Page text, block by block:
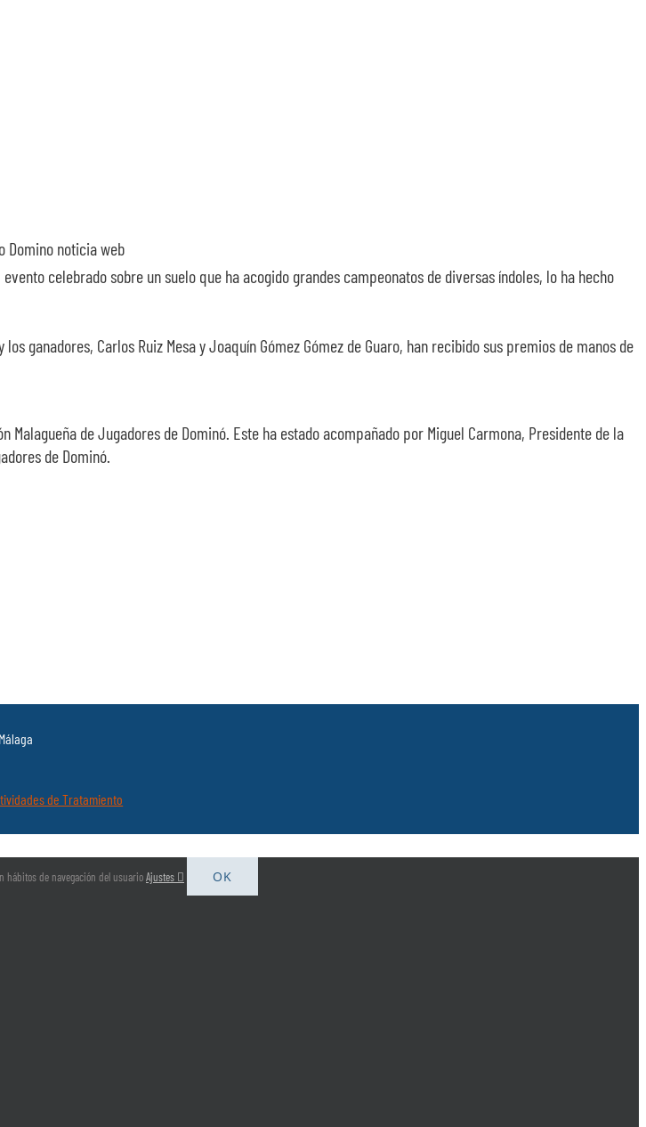
celebrado sobre un suelo que ha acogido grandes campeonatos de diversas índoles, lo ha hecho
ganadores, Carlos Ruiz Mesa y Joaquín Gómez Gómez de Guaro, han recibido sus premios de manos de
de Jugadores de Dominó. Este ha estado acompañado por Miguel Carmona, Presidente de la
de Dominó.
de Tratamiento
hábitos de navegación del usuarioAjustes OK